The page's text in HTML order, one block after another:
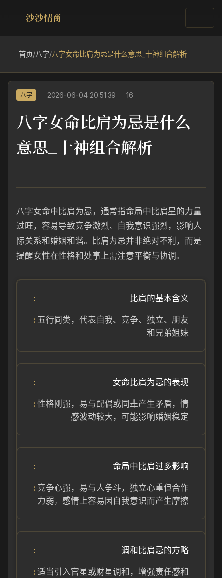
沙沙情商
首页/八字/八字女命比肩为忌是什么意思_十神组合解析
八字 2026-06-04 20:51:39 16
八字女命比肩为忌是什么
意思_十神组合解析
八字女命中比肩为忌，通常指命局中比肩星的力量
过旺，容易导致竞争激烈、自我意识强烈，影响人
际关系和婚姻和谐。比肩为忌并非绝对不利，而是
提醒女性在性格和处事上需注意平衡与协调。
比肩的基本含义
五行同类，代表自我、竞争、独立、朋友
和兄弟姐妹
女命比肩为忌的表现
性格刚强，易与配偶或同辈产生矛盾，情
感波动较大，可能影响婚姻稳定
命局中比肩过多影响
竞争心强，易与人争斗，独立心重但合作
力弱，感情上容易因自我意识而产生摩擦
调和比肩忌的方略
适当引入官星或财星调和，增强责任感和